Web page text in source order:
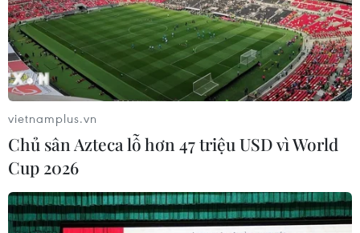
vietnamplus.vn
Chủ sân Azteca lỗ hơn 47 triệu USD vì World
Cup 2026